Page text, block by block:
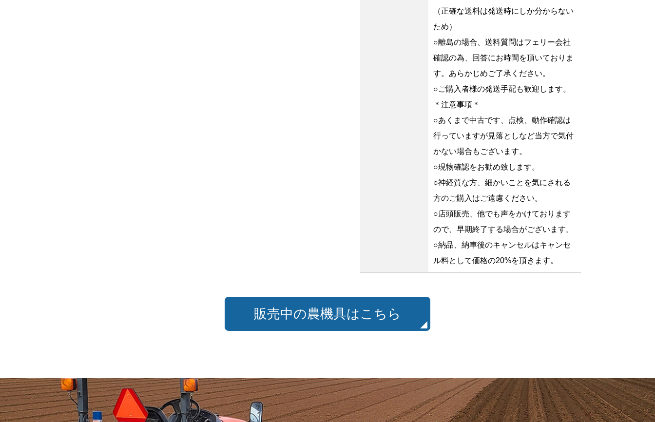
（正確な送料は発送時にしか分からない
ため）
○離島の場合、送料質問はフェリー会社
確認の為、回答にお時間を頂いておりま
す。あらかじめご了承ください。
○ご購入者様の発送手配も歓迎します。
＊注意事項＊
○あくまで中古です、点検、動作確認は
行っていますが見落としなど当方で気付
かない場合もございます。
○現物確認をお勧め致します。
○神経質な方、細かいことを気にされる
方のご購入はご遠慮ください。
○店頭販売、他でも声をかけております
ので、早期終了する場合がございます。
○納品、納車後のキャンセルはキャンセ
ル料として価格の20%を頂きます。
販売中の農機具はこちら